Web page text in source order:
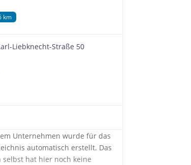
km
Liebknecht-Straße 50
Unternehmen wurde für das
automatisch erstellt. Das
selbst hat hier noch keine